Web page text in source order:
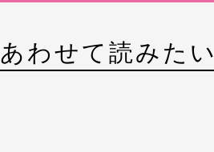
あわせて読みたい